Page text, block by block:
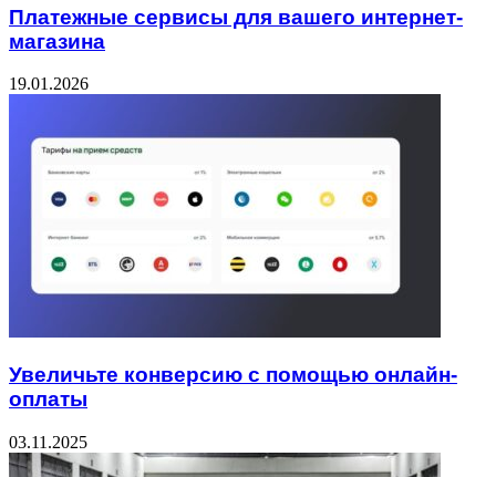
Платежные сервисы для вашего интернет-
магазина
19.01.2026
Увеличьте конверсию с помощью онлайн-
оплаты
03.11.2025